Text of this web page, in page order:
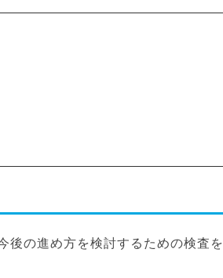
後の進め方を検討するための検査を